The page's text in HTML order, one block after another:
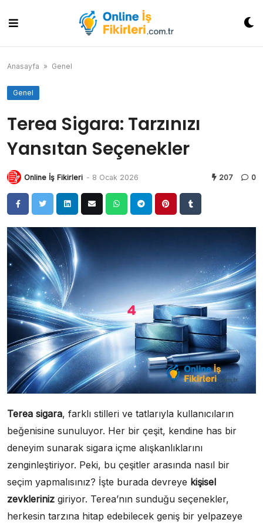
content
Anasayfa » Genel
Genel
Terea Sigara: Tarzınızı
Yansıtan Seçenekler
Online İş Fikirleri - 8 Ocak 2026 207 0
Terea sigara, farklı stilleri ve tatlarıyla kullanıcıların
beğenisine sunuluyor. Her bir çeşit, kendine has bir
deneyim sunarak sigara içme alışkanlıklarını
zenginleştiriyor. Peki, bu çeşitler arasında nasıl bir
seçim yapmalısınız? İşte burada devreye kişisel
zevkleriniz giriyor. Terea’nın sunduğu seçenekler,
herkesin tarzına hitap edebilecek geniş bir yelpazeye